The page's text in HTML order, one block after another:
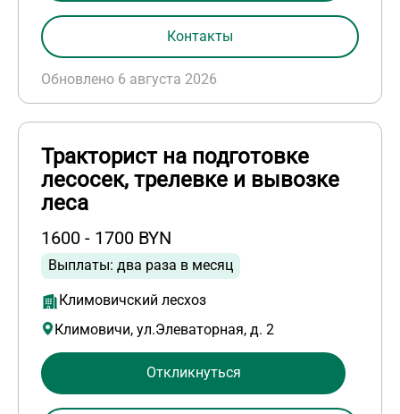
Обновлено 6 августа 2026
Контакты
Тракторист на подготовке
лесосек, трелевке и вывозке
леса
1600 - 1700 BYN
Выплаты: два раза в месяц
Климовичский лесхоз
Климовичи, ул.Элеваторная, д. 2
Откликнуться